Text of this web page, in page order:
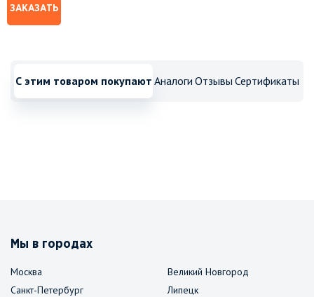
ЗАКАЗАТЬ
С этим товаром покупают Аналоги Отзывы Сертификаты
Мы в городах
Москва
Санкт-Петербург
Великий Новгород
Липецк